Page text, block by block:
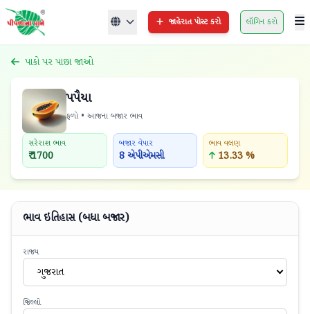
જાહેરાત પોસ્ટ કરો લૉગિન કરો
પાકો પર પાછા જાઓ
પપૈયા
ફળો • આજના બજાર ભાવ
સરેરાશ ભાવ
₹ 1700
બજાર વેપાર
8 એપીએમસી
ભાવ વલણ
13.33 %
ભાવ ઇતિહાસ (બધા બજાર)
રાજ્ય
ગુજરાત
જિલ્લો